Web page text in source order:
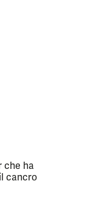
che ha
cancro